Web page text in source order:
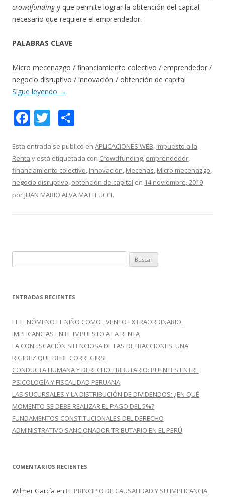
crowdfundingy que permite lograr la obtención del capital
necesario que requiere el emprendedor.
PALABRAS CLAVE
Micro mecenazgo / financiamiento colectivo / emprendedor /
negocio disruptivo / innovación / obtención de capital
Sigue leyendo →
F
e
b
o
o
T
itt
er
m
p
ar
ti
Esta entrada se publicó en APLICACIONES WEB, Impuesto a la
Renta y está etiquetada con Crowdfunding, emprendedor,
financiamiento colectivo, Innovación, Mecenas, Micro mecenazgo,
negocio disruptivo, obtención de capital en 14 noviembre, 2019
por JUAN MARIO ALVA MATTEUCCI.
u
c
r
:
ENTRADAS RECIENTES
EL FENÓMENO EL NIÑO COMO EVENTO EXTRAORDINARIO:
IMPLICANCIAS EN EL IMPUESTO A LA RENTA
LA CONFISCACIÓN SILENCIOSA DE LAS DETRACCIONES: UNA
RIGIDEZ QUE DEBE CORREGIRSE
CONDUCTA HUMANA Y DERECHO TRIBUTARIO: PUENTES ENTRE
PSICOLOGÍA Y FISCALIDAD PERUANA
LAS SUCURSALES Y LA DISTRIBUCIÓN DE DIVIDENDOS: ¿EN QUÉ
MOMENTO SE DEBE REALIZAR EL PAGO DEL 5%?
FUNDAMENTOS CONSTITUCIONALES DEL DERECHO
ADMINISTRATIVO SANCIONADOR TRIBUTARIO EN EL PERÚ
COMENTARIOS RECIENTES
Wilmer García en EL PRINCIPIO DE CAUSALIDAD Y SU IMPLICANCIA